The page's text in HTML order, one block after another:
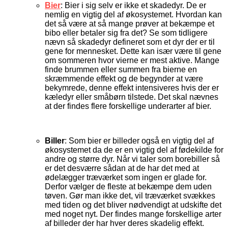
Bier: Bier i sig selv er ikke et skadedyr. De er
nemlig en vigtig del af økosystemet. Hvordan kan
det så være at så mange prøver at bekæmpe et
bibo eller betaler sig fra det? Se som tidligere
nævn så skadedyr defineret som et dyr der er til
gene for mennesket. Dette kan især være til gene
om sommeren hvor vierne er mest aktive. Mange
finde brummen eller summen fra bierne en
skræmmende effekt og de begynder at være
bekymrede, denne effekt intensiveres hvis der er
kæledyr eller småbørn tilstede. Det skal nævnes
at der findes flere forskellige underarter af bier.
Biller: Som bier er billeder også en vigtig del af
økosystemet da de er en vigtig del af fødekilde for
andre og større dyr. Når vi taler som borebiller så
er det desværre sådan at de har det med at
ødelægger træværket som ingen er glade for.
Derfor vælger de fleste at bekæmpe dem uden
tøven. Gør man ikke det, vil træværket svækkes
med tiden og det bliver nødvendigt at udskifte det
med noget nyt. Der findes mange forskellige arter
af billeder der har hver deres skadelig effekt.